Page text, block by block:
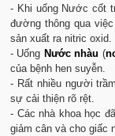
- Khi uống Nước cốt
đường thông qua
sản xuất ra nitric oxid.
- Uống Nước nhàu (
của bệnh hen suyễn.
- Rất nhiều người
sự cải thiện rõ rệt.
- Các nhà khoa học
giảm cân và cho giấc